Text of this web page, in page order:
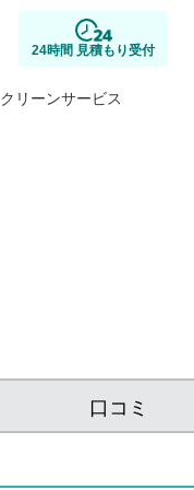
24時間 見積もり受付
リーンサービス
口コミ